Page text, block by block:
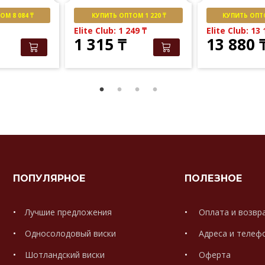
8 084 ₸ КУПИТЬ ОПТОМ 1 220 ₸
Elite Club: 1 249₸
1 315 ₸
КУПИТЬ
Elite Club: 13
13 880
ПОПУЛЯРНОЕ
Лучшие предложения
Односолодовый виски
Шотландский виски
ПОЛЕЗНОЕ
Оплата и
Адреса и
Оферта